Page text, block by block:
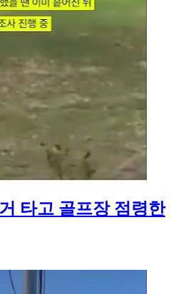
타고 골프장 점령한